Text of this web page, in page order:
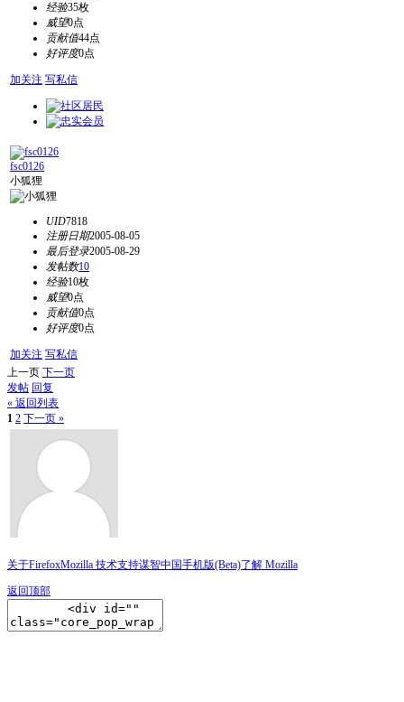
经验35枚
威望0点
贡献值44点
好评度0点
加关注 写私信
fsc0126
小狐狸
UID7818
注册日期2005-08-05
最后登录2005-08-29
发帖数10
经验10枚
威望0点
贡献值0点
好评度0点
加关注 写私信
上一页 下一页
发帖 回复
« 返回列表
1 2 下一页 »
关于FirefoxMozilla 技术支持谋智中国手机版(Beta)了解 Mozilla
返回顶部